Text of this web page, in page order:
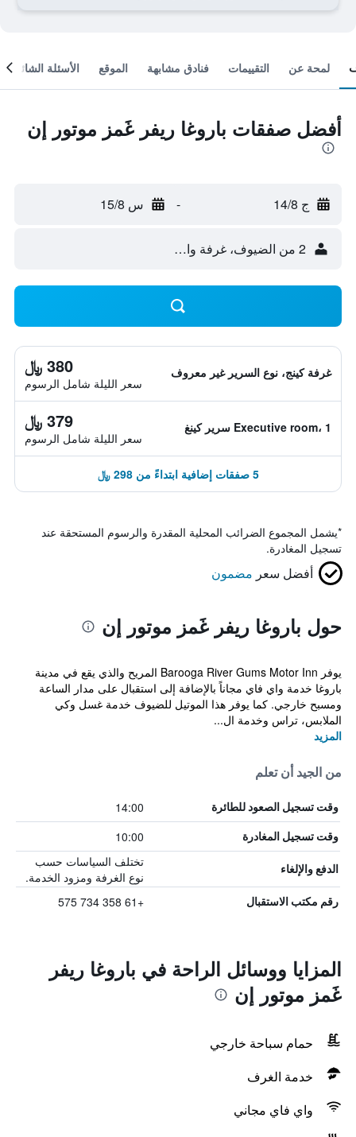
لمحة عن التقييمات فنادق مشابهة الموقع الأسئلة الشائعة
أفضل صفقات باروغا ريفر غَمز موتور إن
ج 14/8 - س 15/8
2 من الضيوف، غرفة واحدة
غرفة كينج، نوع السرير غير معروف 380 ﷼
سعر الليلة شامل الرسوم
Executive room، 1 سرير كينغ 379 ﷼
سعر الليلة شامل الرسوم
5 صفقات إضافية ابتداءً من 298 ﷼
*يشمل المجموع الضرائب المحلية المقدرة والرسوم المستحقة عند
تسجيل المغادرة.
أفضل سعر مضمون
حول باروغا ريفر غَمز موتور إن
يوفر Barooga River Gums Motor Inn المريح والذي يقع في مدينة
باروغا خدمة واي فاي مجاناً بالإضافة إلى استقبال على مدار الساعة
ومسبح خارجي. كما يوفر هذا الموتيل للضيوف خدمة غسل وكي
الملابس، تراس وخدمة ال...
المزيد
من الجيد أن تعلم
وقت تسجيل الصعود للطائرة 14:00
وقت تسجيل المغادرة 10:00
الدفع والإلغاء
تختلف السياسات حسب
نوع الغرفة ومزود الخدمة.
رقم مكتب الاستقبال +61 358 734 575
المزايا ووسائل الراحة في باروغا ريفر
غَمز موتور إن
حمام سباحة خارجي
خدمة الغرف
واي فاي مجاني